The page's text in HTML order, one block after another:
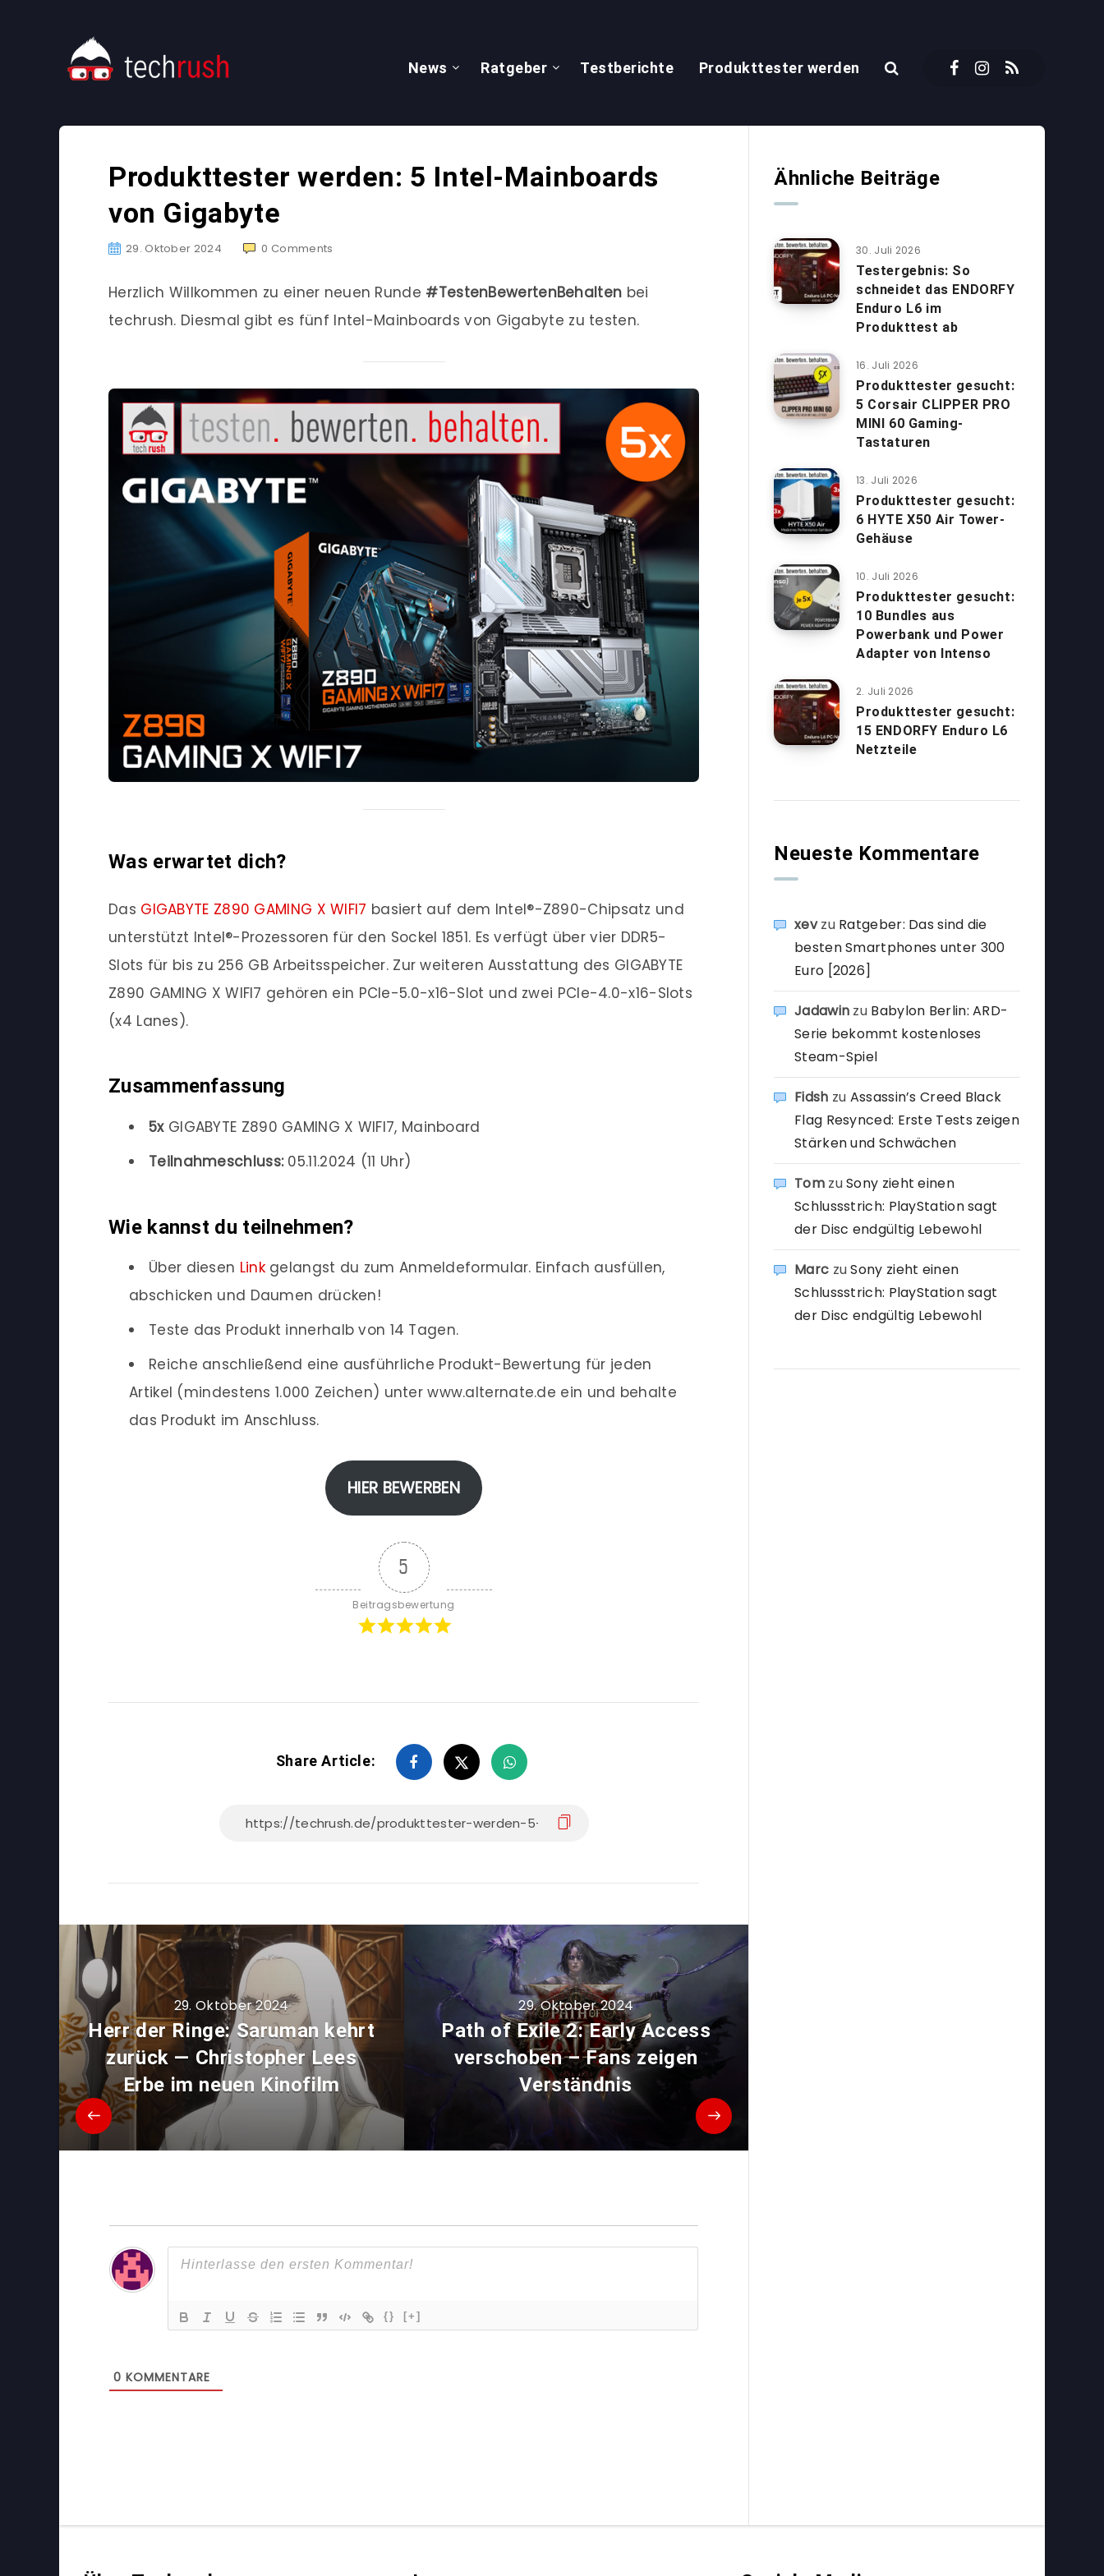
News Ratgeber Testberichte Produkttester werden
Produkttester werden: 5 Intel-Mainboards
von Gigabyte
29. Oktober 2024 0 Comments
Herzlich Willkommen zu einer neuen Runde #TestenBewertenBehalten bei
techrush. Diesmal gibt es fünf Intel-Mainboards von Gigabyte zu testen.
Was erwartet dich?
Das GIGABYTE Z890 GAMING X WIFI7 basiert auf dem Intel®-Z890-Chipsatz und
unterstützt Intel®-Prozessoren für den Sockel 1851. Es verfügt über vier DDR5-
Slots für bis zu 256 GB Arbeitsspeicher. Zur weiteren Ausstattung des GIGABYTE
Z890 GAMING X WIFI7 gehören ein PCIe-5.0-x16-Slot und zwei PCIe-4.0-x16-Slots
(x4 Lanes).
Zusammenfassung
5x GIGABYTE Z890 GAMING X WIFI7, Mainboard
Teilnahmeschluss:05.11.2024 (11 Uhr)
Wie kannst du teilnehmen?
Über diesen Link gelangst du zum Anmeldeformular. Einfach ausfüllen,
abschicken und Daumen drücken!
Teste das Produkt innerhalb von 14 Tagen.
Reiche anschließend eine ausführliche Produkt-Bewertung für jeden
Artikel (mindestens 1.000 Zeichen) unter www.alternate.de ein und behalte
das Produkt im Anschluss.
HIER BEWERBEN
5
Beitragsbewertung
Share Article:
29. Oktober 2024
Herr der Ringe: Saruman kehrt
zurück — Christopher Lees
Erbe im neuen Kinofilm
29. Oktober 2024
Path of Exile 2: Early Access
verschoben – Fans zeigen
Verständnis
{} [+]
0 KOMMENTARE
Ähnliche Beiträge
30. Juli 2026
Testergebnis: So
schneidet das ENDORFY
Enduro L6 im
Produkttest ab
16. Juli 2026
Produkttester gesucht:
5 Corsair CLIPPER PRO
MINI 60 Gaming-
Tastaturen
13. Juli 2026
Produkttester gesucht:
6 HYTE X50 Air Tower-
Gehäuse
10. Juli 2026
Produkttester gesucht:
10 Bundles aus
Powerbank und Power
Adapter von Intenso
2. Juli 2026
Produkttester gesucht:
15 ENDORFY Enduro L6
Netzteile
Neueste Kommentare
xevzu Ratgeber: Das sind die
besten Smartphones unter 300
Euro [2026]
Jadawin zu Babylon Berlin: ARD-
Serie bekommt kostenloses
Steam-Spiel
Fidsh zu Assassin’s Creed Black
Flag Resynced: Erste Tests zeigen
Stärken und Schwächen
TomzuSony zieht einen
Schlussstrich: PlayStation sagt
der Disc endgültig Lebewohl
Marc zuSony zieht einen
Schlussstrich: PlayStation sagt
der Disc endgültig Lebewohl